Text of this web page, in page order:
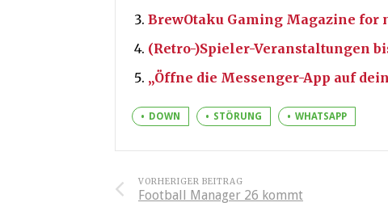
BrewOtaku Gaming Magazine for
(Retro-)Spieler-Veranstaltungen
„Öffne die Messenger-App auf
DOWN STÖRUNG WHATSAPP
VORHERIGER BEITRAG
Football Manager 26 kommt